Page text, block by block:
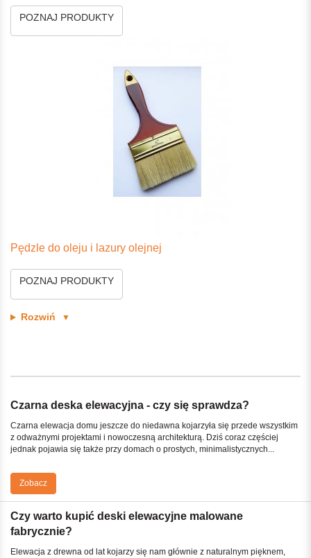
POZNAJ PRODUKTY
Pędzle do oleju i lazury olejnej
POZNAJ PRODUKTY
Rozwiń ▼
Czarna deska elewacyjna - czy się sprawdza?
Czarna elewacja domu jeszcze do niedawna kojarzyła się przede wszystkim
z odważnymi projektami i nowoczesną architekturą. Dziś coraz częściej
jednak pojawia się także przy domach o prostych, minimalistycznych...
Zobacz
Czy warto kupić deski elewacyjne malowane
fabrycznie?
Elewacja z drewna od lat kojarzy się nam głównie z naturalnym pięknem,